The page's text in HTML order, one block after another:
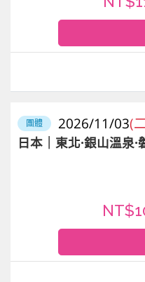
團體 2026/11/03(
日本｜東北·銀山溫泉